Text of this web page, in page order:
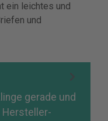
ein leichtes und
und
gerade und
Hersteller-